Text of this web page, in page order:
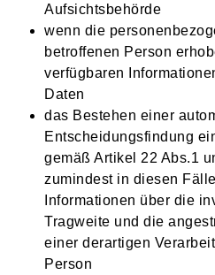
Aufsichtsbehörde
wenn die
betroffenen Person
verfügbaren
Daten
das Bestehen einer
Entscheidungsfindung
gemäß Artikel 22 Abs.1
zumindest in diesen
Informationen über die
Tragweite und die
einer derartigen
Person